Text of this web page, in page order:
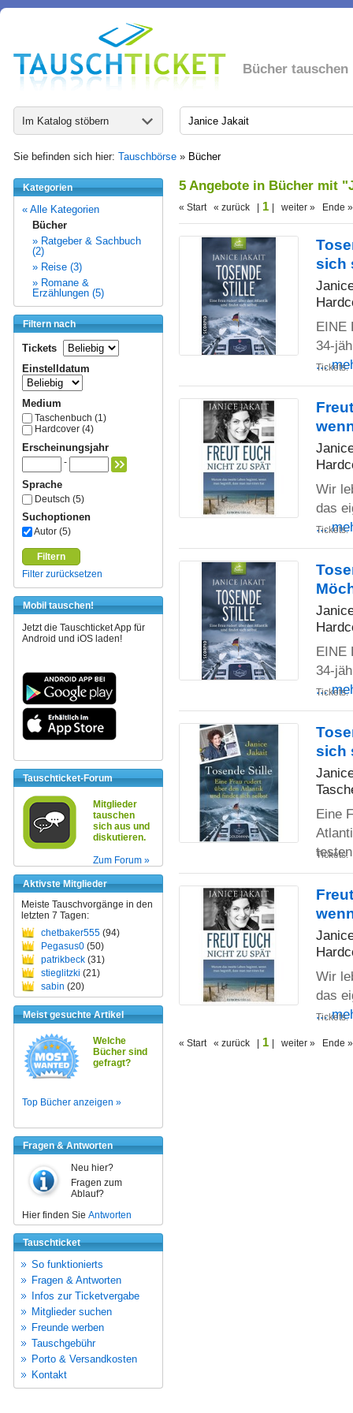
Bücher tauschen
Im Katalog stöbern
Sie befinden sich hier: Tauschbörse » Bücher
Kategorien
« Alle Kategorien
Bücher
» Ratgeber & Sachbuch
(2)
» Reise (3)
» Romane &
Erzählungen (5)
Filtern nach
Tickets
Einstelldatum
Medium
Taschenbuch (1)
Hardcover (4)
Erscheinungsjahr
-
Sprache
Deutsch (5)
Suchoptionen
Autor (5)
Filtern
Filter zurücksetzen
Mobil tauschen!
Jetzt die Tauschticket App für
Android und iOS laden!
Tauschticket-Forum
Mitglieder
tauschen
sich aus und
diskutieren.
Zum Forum »
Aktivste Mitglieder
Meiste Tauschvorgänge in den
letzten 7 Tagen:
chetbaker555 (94)
Pegasus0 (50)
patrikbeck (31)
stieglitzki (21)
sabin (20)
Meist gesuchte Artikel
Welche
Bücher sind
gefragt?
Top Bücher anzeigen »
Fragen & Antworten
Neu hier?
Fragen zum
Ablauf?
Hier finden Sie Antworten
Tauschticket
So funktionierts
Fragen & Antworten
Infos zur Ticketvergabe
Mitglieder suchen
Freunde werben
Tauschgebühr
Porto & Versandkosten
Kontakt
5 Angebote in Bücher mit
« Start « zurück | 1 | weiter » Ende »
sich
EINE
34-
...
Tickets:
Wir
das
...
Tickets:
EINE
34-
...
Tickets:
sich
Eine
Tickets:
Wir
das
...
Tickets:
« Start « zurück | 1 | weiter » Ende »